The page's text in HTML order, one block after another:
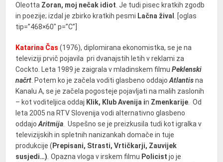
Oleotta Zoran, moj nečak idiot . Je tudi pisec kratkih zgodb
in poezije; izdal je zbirko kratkih pesmi Lačna žival . [oglas
tip=”468×60″ p=”C”]
Katarina Čas (1976), diplomirana ekonomistka, se je na
televiziji prvič pojavila pri dvanajstih letih v reklami za
Cockto. Leta 1989 je zaigrala v mladinskem filmuPeklenski
načrt . Potem ko je začela voditi glasbeno oddajoAtlantisna
Kanalu A, se je začela pogosteje pojavljati na malih zaslonih
– kot voditeljica oddaj Klik, Klub Avenija in Zmenkarije . Od
leta 2005 na RTV Slovenija vodi alternativno glasbeno
oddajoAritmija . Uspešno se je preizkusila tudi kot igralka v
televizijskih in spletnih nanizankah domače in tuje
produkcije (Prepisani, Strasti, Vrtičkarji, Zauvijek
susjedi…) .Opazna vloga v irskem filmu Policist jo je